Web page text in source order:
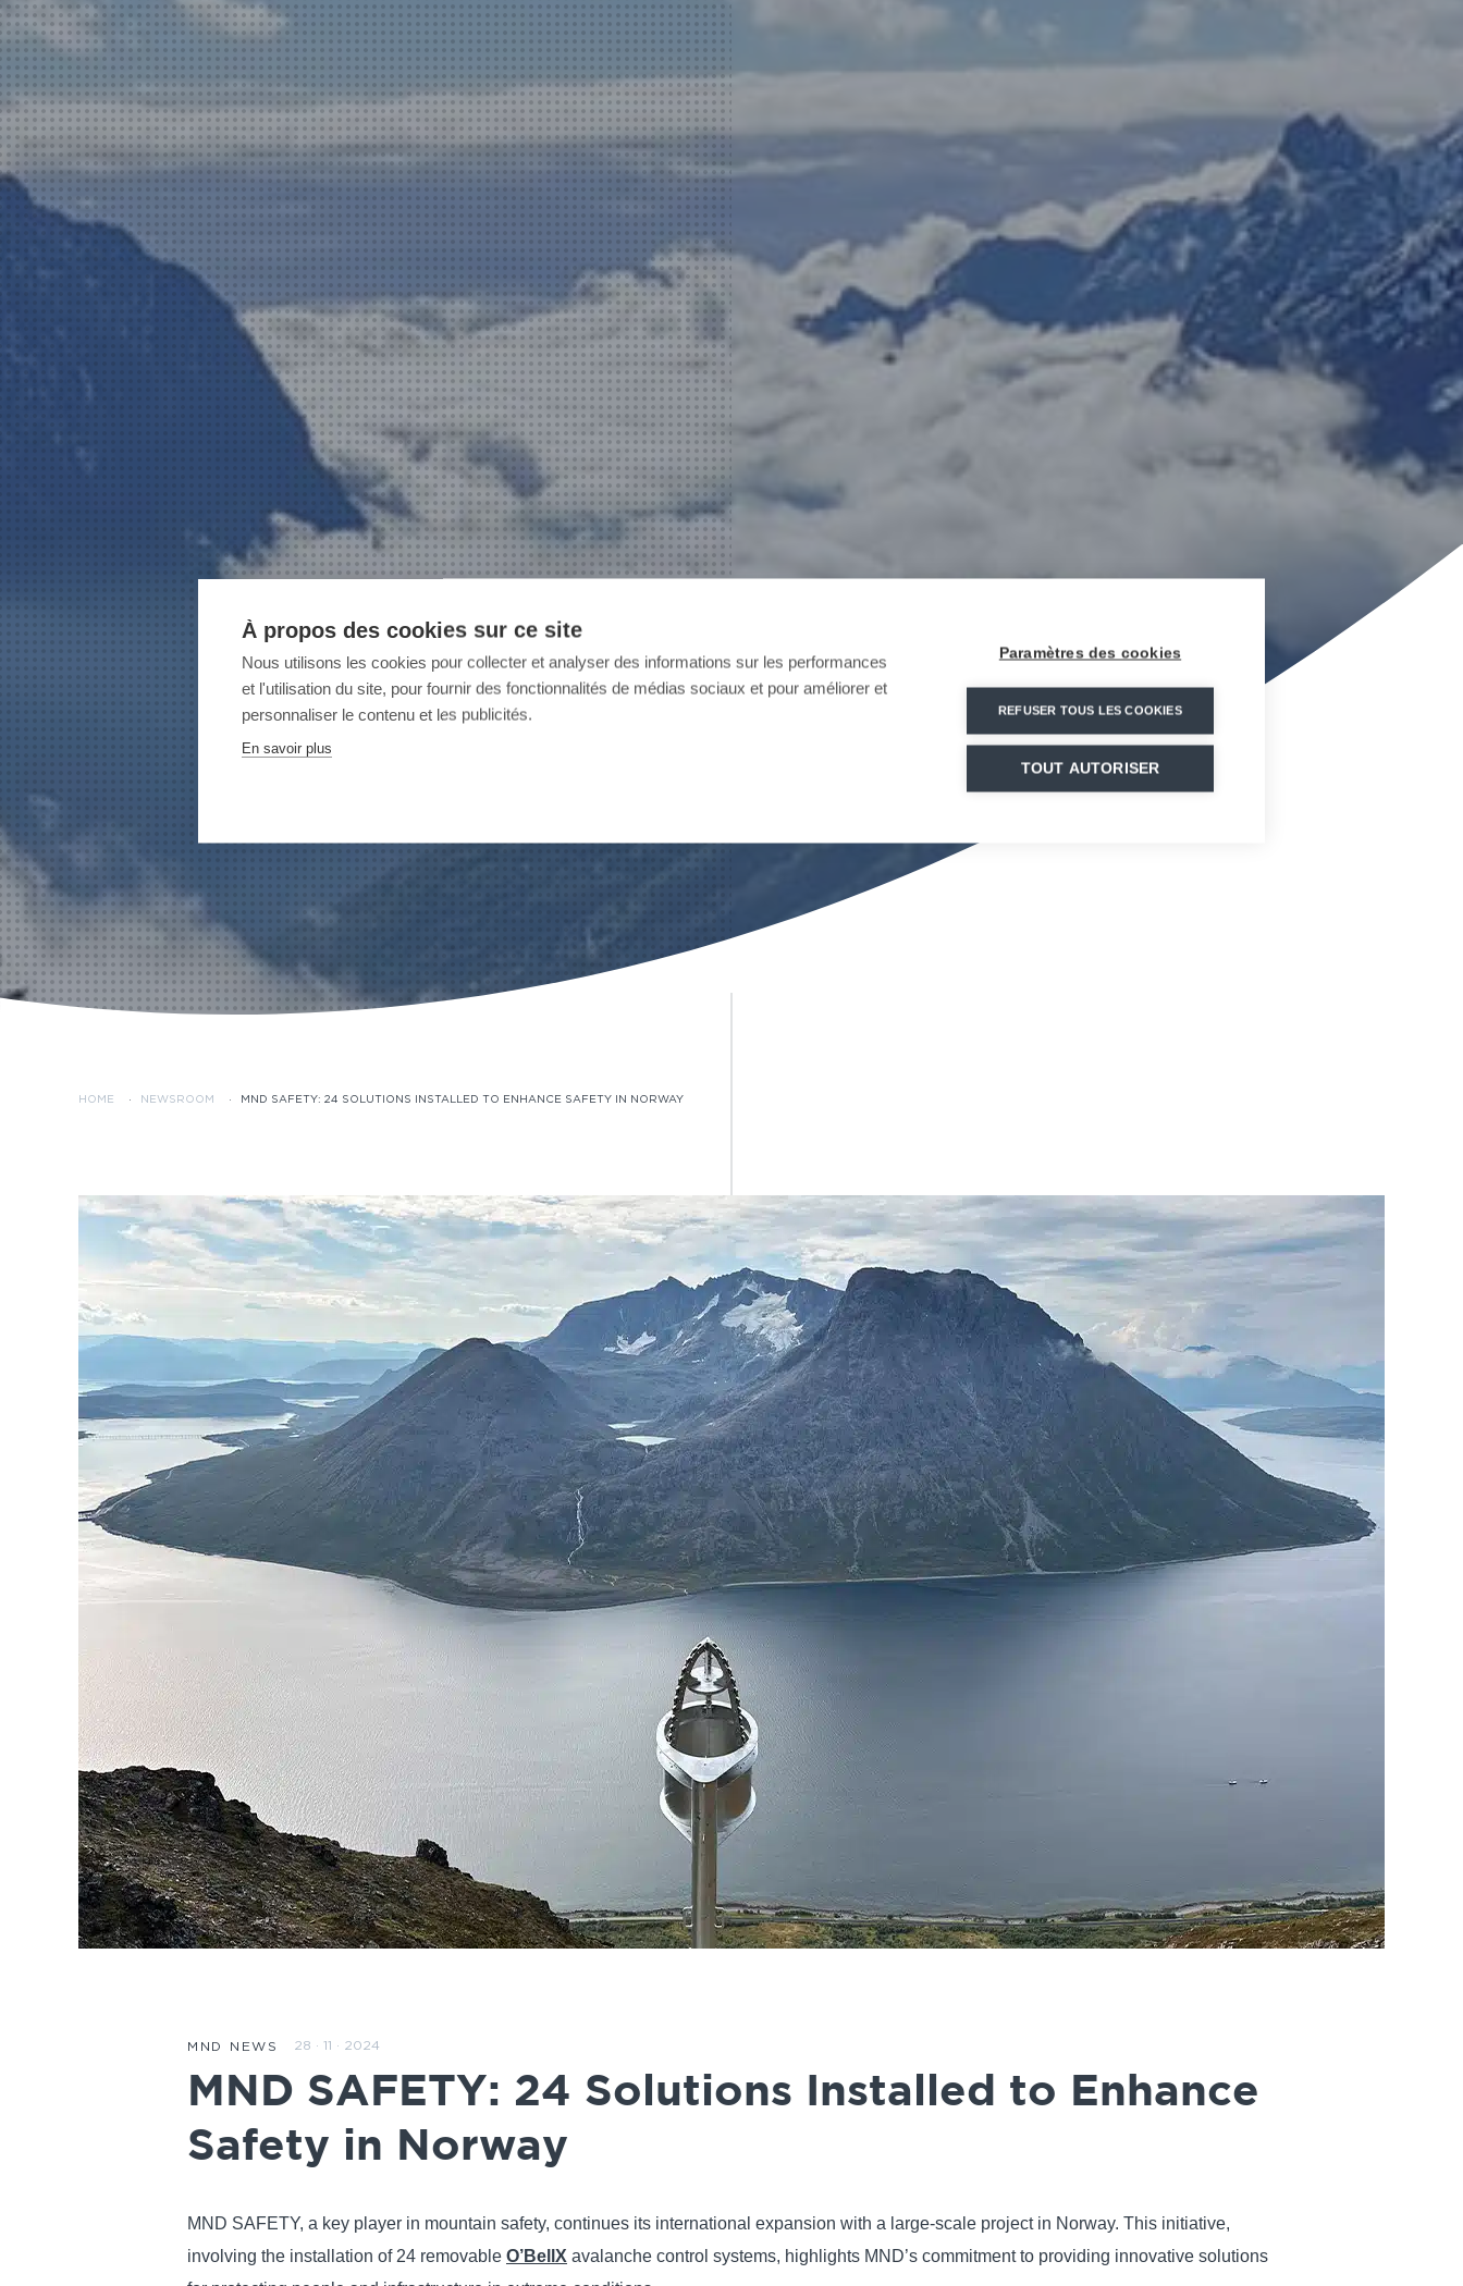
HOME · NEWSROOM · MND SAFETY: 24 SOLUTIONS INSTALLED TO ENHANCE SAFETY IN NORWAY
MND NEWS 28 · 11 · 2024
MND SAFETY: 24 Solutions Installed to Enhance
Safety in Norway
MND SAFETY, a key player in mountain safety, continues its international expansion with a large-scale project in Norway. This initiative,
involving the installation of 24 removable O’BellX avalanche control systems, highlights MND’s commitment to providing innovative solutions
À propos des cookies sur ce site
Nous utilisons les cookies pour collecter et analyser des informations sur les performances
et l'utilisation du site, pour fournir des fonctionnalités de médias sociaux et pour améliorer et
personnaliser le contenu et les publicités.
En savoir plus
Paramètres des cookies
REFUSER TOUS LES COOKIES
TOUT AUTORISER